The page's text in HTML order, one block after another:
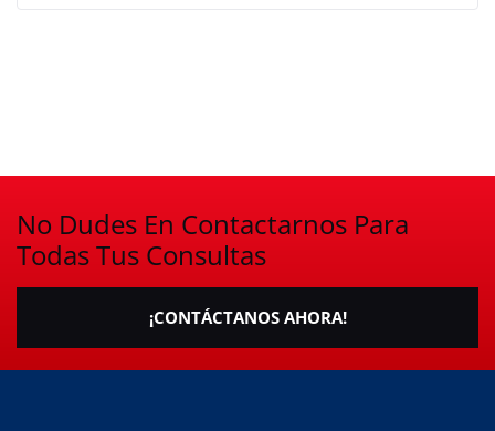
No Dudes En Contactarnos Para
Todas Tus Consultas
¡CONTÁCTANOS AHORA!